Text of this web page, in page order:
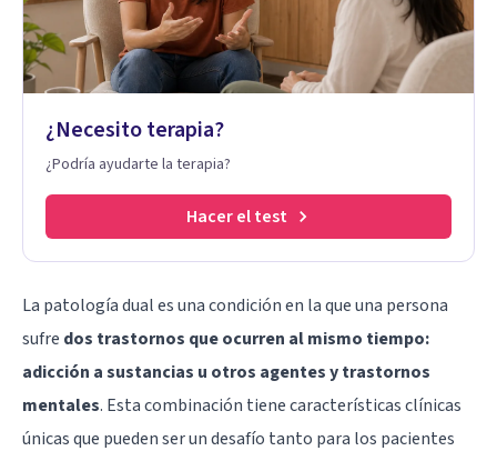
¿Necesito terapia?
¿Podría ayudarte la terapia?
Hacer el test
La patología dual es una condición en la que una persona
sufre dos trastornos que ocurren al mismo tiempo:
adicción a sustancias u otros agentes y trastornos
mentales. Esta combinación tiene características clínicas
únicas que pueden ser un desafío tanto para los pacientes